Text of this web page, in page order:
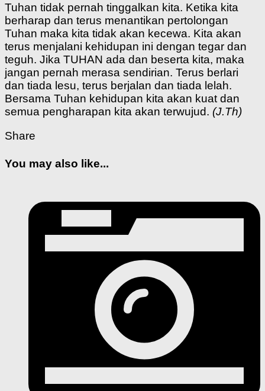
Tuhan tidak pernah tinggalkan kita. Ketika kita
berharap dan terus menantikan pertolongan
Tuhan maka kita tidak akan kecewa. Kita akan
terus menjalani kehidupan ini dengan tegar dan
teguh. Jika TUHAN ada dan beserta kita, maka
jangan pernah merasa sendirian. Terus berlari
dan tiada lesu, terus berjalan dan tiada lelah.
Bersama Tuhan kehidupan kita akan kuat dan
semua pengharapan kita akan terwujud. (J.Th)
Share
You may also like...